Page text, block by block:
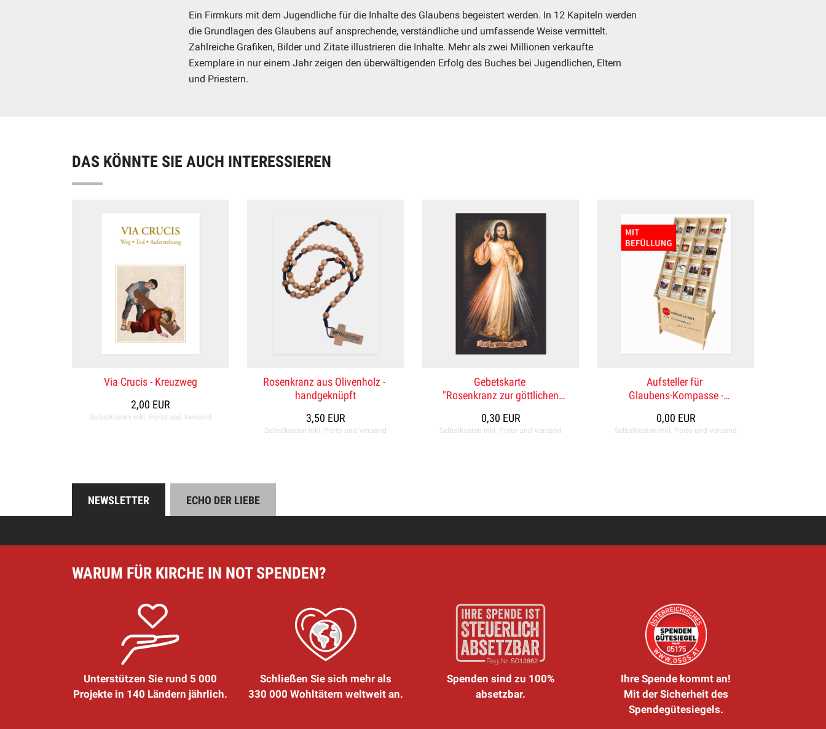
Ein Firmkurs mit dem Jugendliche für die Inhalte des Glaubens begeistert werden. In 12 Kapiteln werden
die Grundlagen des Glaubens auf ansprechende, verständliche und umfassende Weise vermittelt.
Zahlreiche Grafiken, Bilder und Zitate illustrieren die Inhalte. Mehr als zwei Millionen verkaufte
Exemplare in nur einem Jahr zeigen den überwältigenden Erfolg des Buches bei Jugendlichen, Eltern
und Priestern.
DAS KÖNNTE SIE AUCH INTERESSIEREN
Via Crucis - Kreuzweg
2,00 EUR
Selbstkosten inkl. Porto und Versand
Rosenkranz aus Olivenholz -
handgeknüpft
3,50 EUR
Selbstkosten inkl. Porto und Versand
Gebetskarte
"Rosenkranz zur göttlichen
0,30 EUR
Selbstkosten inkl. Porto und Versand
Aufsteller für
Glaubens-Kompasse -
0,00 EUR
Selbstkosten inkl. Porto und Versand
NEWSLETTER ECHO DER LIEBE
WARUM FÜR KIRCHE IN NOT SPENDEN?
Unterstützen Sie rund 5 000
Projekte in 140 Ländern jährlich.
Schließen Sie sich mehr als
330 000 Wohltätern weltweit an.
Spenden sind zu 100%
absetzbar.
Ihre Spende kommt an!
Mit der Sicherheit des
Spendegütesiegels.